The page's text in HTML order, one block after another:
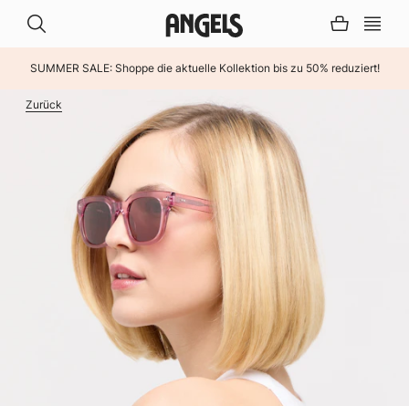
SUMMER SALE: Shoppe die aktuelle Kollektion bis zu 50% reduziert!
Zurück